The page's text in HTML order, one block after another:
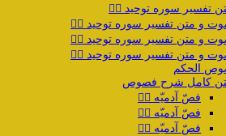
تفسیر سوره توحید ۱️⃣
و متن تفسیر سوره توحید ۲️⃣
و متن تفسیر سوره توحید ۳️⃣
و متن تفسیر سوره توحید ۴️⃣
الحکم
کامل شرح فصوص
فصّ آدمیّه ۱️⃣
فصّ آدمیّه ۲️⃣
فصّ آدمیّه ۳️⃣